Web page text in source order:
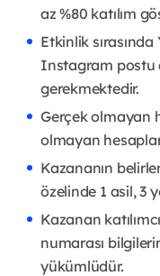
az %80 katılım
Etkinlik
Instagram postu
gerekmektedir.
Gerçek olmayan
olmayan
Kazananın
özelinde 1 asil, 3
Kazanan
numarası
yükümlüdür.